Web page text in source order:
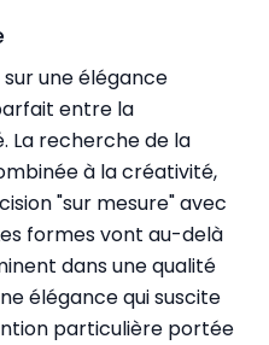
une élégance
entre la
La recherche de la
à la créativité,
"sur mesure" avec
formes vont au-delà
dans une qualité
élégance qui suscite
particulière portée